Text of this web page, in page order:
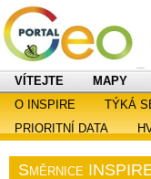
VÍTEJTE MAPY
O INSPIRE
TÝKÁ
PRIORITNÍ DATA
Směrnice